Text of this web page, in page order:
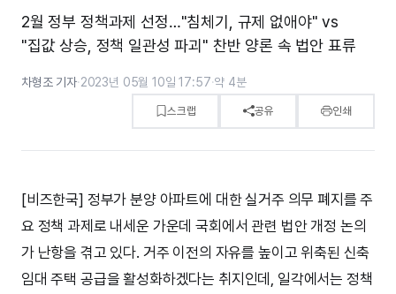
2월 정부 정책과제 선정…"침체기, 규제 없애야" vs
"집값 상승, 정책 일관성 파괴" 찬반 양론 속 법안 표류
차형조 기자·2023년 05월 10일 17:57·약 4분
스크랩 공유 인쇄
[비즈한국] 정부가 분양 아파트에 대한 실거주 의무 폐지를 주
요 정책 과제로 내세운 가운데 국회에서 관련 법안 개정 논의
가 난항을 겪고 있다. 거주 이전의 자유를 높이고 위축된 신축
임대 주택 공급을 활성화하겠다는 취지인데, 일각에서는 정책